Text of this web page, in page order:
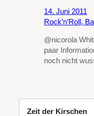
14. Juni 2011
Rock’n’Roll,
@nicorola
paar
noch nicht
Zeit der Kirschen